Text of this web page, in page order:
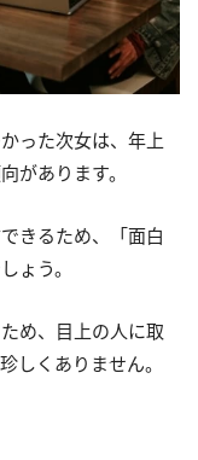
った次女は、年上
があります。
きるため、「面白
ょう。
め、目上の人に取
しくありません。